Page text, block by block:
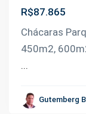
R$87.865
Chácaras
450m2,
...
Gutemberg
9
Urbano,